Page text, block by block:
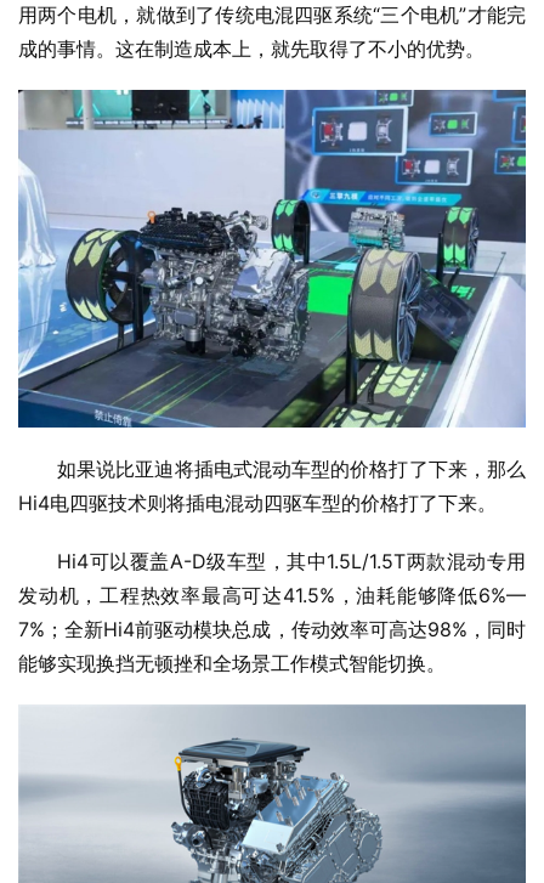
用两个电机，就做到了传统电混四驱系统“三个电机”才能完
成的事情。这在制造成本上，就先取得了不小的优势。
如果说比亚迪将插电式混动车型的价格打了下来，那么
Hi4电四驱技术则将插电混动四驱车型的价格打了下来。
Hi4可以覆盖A-D级车型，其中1.5L/1.5T两款混动专用
发动机，工程热效率最高可达41.5%，油耗能够降低6%—
7%；全新Hi4前驱动模块总成，传动效率可高达98%，同时
能够实现换挡无顿挫和全场景工作模式智能切换。